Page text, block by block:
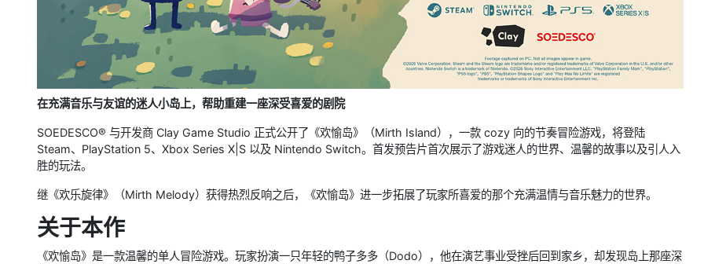
在充满音乐与友谊的迷人小岛上，帮助重建一座深受喜爱的剧院
SOEDESCO® 与开发商 Clay Game Studio 正式公开了《欢愉岛》（Mirth Island），一款 cozy 向的节奏冒险游戏，将登陆
Steam、PlayStation 5、Xbox Series X|S 以及 Nintendo Switch。首发预告片首次展示了游戏迷人的世界、温馨的故事以及引人入
胜的玩法。
继《欢乐旋律》（Mirth Melody）获得热烈反响之后，《欢愉岛》进一步拓展了玩家所喜爱的那个充满温情与音乐魅力的世界。
关于本作
《欢愉岛》是一款温馨的单人冒险游戏。玩家扮演一只年轻的鸭子多多（Dodo），他在演艺事业受挫后回到家乡，却发现岛上那座深